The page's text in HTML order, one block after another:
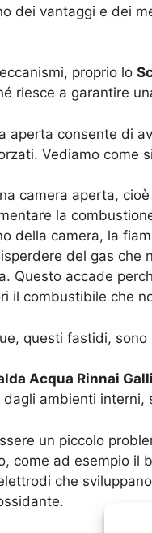
dei vantaggi e dei
proprio lo
riesce a garantire
aperta consente di
Vediamo come
camera aperta,
la
della camera, la
del gas che
Questo accade
il combustibile che
questi fastidi,
Acqua Rinnai
ambienti
un piccolo
come ad esempio il
che